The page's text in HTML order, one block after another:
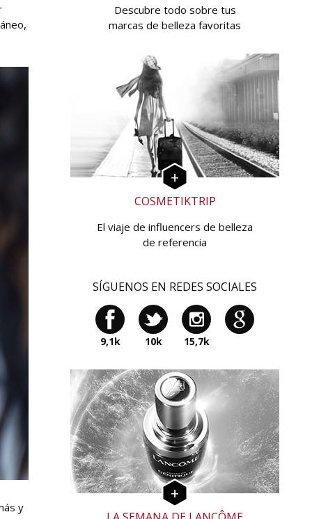
y
Descubre todo sobre tus
marcas de belleza favoritas
COSMETIKTRIP
El viaje de influencers de belleza
de referencia
SÍGUENOS EN REDES SOCIALES
9,1k 10k 15,7k